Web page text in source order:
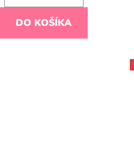
DO KOŠÍKA